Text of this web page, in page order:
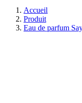
Accueil
Produit
Eau de parfum